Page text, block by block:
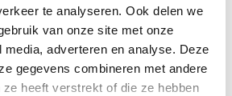
te analyseren. Ook delen we
van onze site met onze
adverteren en analyse. Deze
gegevens combineren met andere
ze heeft verstrekt of die ze hebben